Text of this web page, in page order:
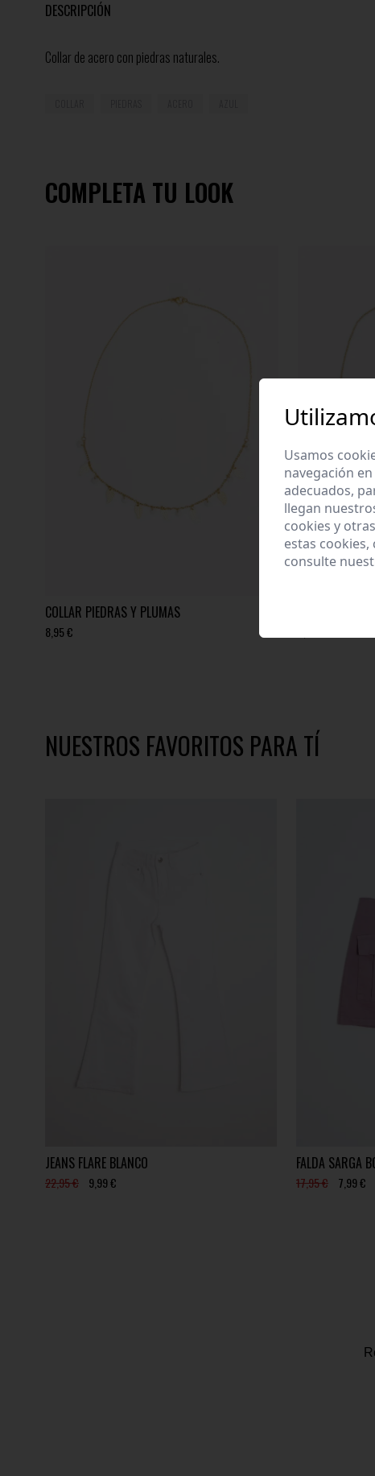
DESCRIPCIÓN
Collar de acero con piedras naturales.
COMPLETA TU LOOK
COLLAR PIEDRAS Y PLUMAS
8,95 €
COLLAR
NUESTROS FAVORITOS PARA TÍ
JEANS FLARE BLANCO
22,95 € 9,99 €
FALDA SARGA
17,95 € 7,99 €
Usamos
navegación
adecuados,
llegan
cookies y
estas
consulte